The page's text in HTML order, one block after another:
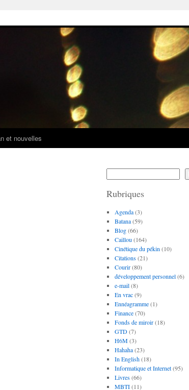
et nouvelles
Rubriques
Agenda(3)
Batana(59)
Blog(66)
Caillou (164)
Cinétique du pékin (10)
Citations(21)
Courir(80)
développement personnel(6)
e-mail(8)
En vrac(9)
Ennéagramme(1)
Finance(70)
Fonds de miroir(18)
GTD(7)
H6M(3)
Hahaha(23)
In English(18)
Informatique et Internet(95)
Livres(66)
MBTI(11)